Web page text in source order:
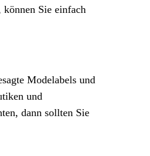
Sie einfach
Modelabels und
und
dann sollten Sie